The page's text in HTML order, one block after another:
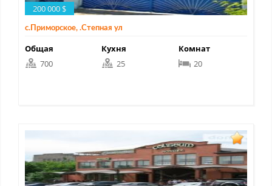
200 000 $
с.Приморское, .Степная ул
Общая
700
Кухня
25
Комнат
20